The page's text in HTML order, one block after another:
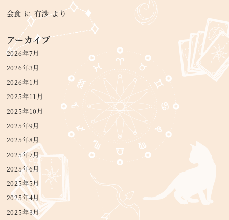
会食 に 有沙より
アーカイブ
2026年7月
2026年3月
2026年1月
2025年11月
2025年10月
2025年9月
2025年8月
2025年7月
2025年6月
2025年5月
2025年4月
2025年3月